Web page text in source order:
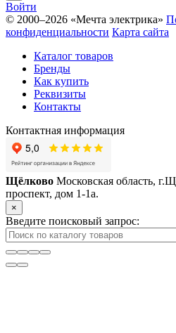
Войти
© 2000–2026 «Мечта электрика»
конфиденциальности Карта сайта
Каталог товаров
Бренды
Как купить
Реквизиты
Контакты
Контактная информация
Щёлково Московская область,
проспект, дом 1‑1а.
×
Введите поисковый запрос: